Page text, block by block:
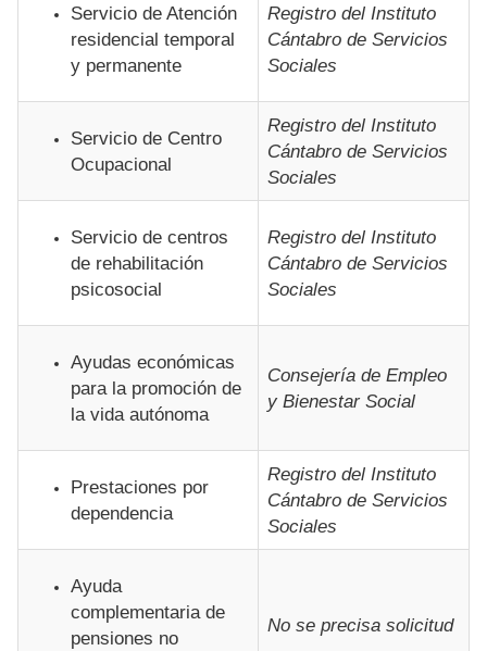
Servicio de Atención
residencial temporal
y permanente
Registro del Instituto
Cántabro de Servicios
Sociales
Servicio de Centro
Ocupacional
Registro del Instituto
Cántabro de Servicios
Sociales
Servicio de centros
de rehabilitación
psicosocial
Registro del Instituto
Cántabro de Servicios
Sociales
Ayudas económicas
para la promoción de
la vida autónoma
Consejería de Empleo
y Bienestar Social
Prestaciones por
dependencia
Registro del Instituto
Cántabro de Servicios
Sociales
Ayuda
complementaria de
pensiones no
No se precisa solicitud